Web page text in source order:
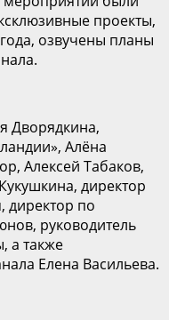
проекты,
озвучены планы
Дворядкина,
Алёна
Алексей Табаков,
директор
директор по
руководитель
а также
Елена Васильева.